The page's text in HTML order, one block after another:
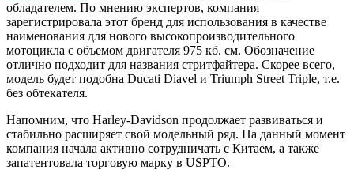
обладателем. По мнению экспертов, компания
зарегистрировала этот бренд для использования в качестве
наименования для нового высокопроизводительного
мотоцикла с объемом двигателя 975 кб. см. Обозначение
отлично подходит для названия стритфайтера. Скорее всего,
модель будет подобна Ducati Diavel и Triumph Street Triple, т.е.
без обтекателя.
Напомним, что Harley-Davidson продолжает развиваться и
стабильно расширяет свой модельный ряд. На данный момент
компания начала активно сотрудничать с Китаем, а также
запатентовала торговую марку в USPTO.